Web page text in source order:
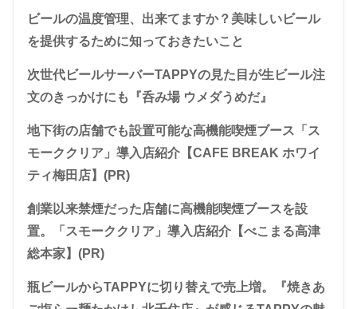
ビールの温度管理、出来てますか？美味しいビール
を提供するために知っておきたいこと
次世代ビールサーバーTAPPYの見た目が生ビール注
文のきっかけにも『呑み場 ウメダうめだ』
地下街の店舗でも設置可能な高機能喫煙ブース「ス
モーククリア」導入店紹介【CAFE BREAK ホワイ
ティ梅田店】(PR)
創業以来禁煙だった店舗に高機能喫煙ブースを設
置。「スモーククリア」導入店紹介【べこまる高津
総本家】(PR)
瓶ビールからTAPPYに切り替えで売上増。『焼きあ